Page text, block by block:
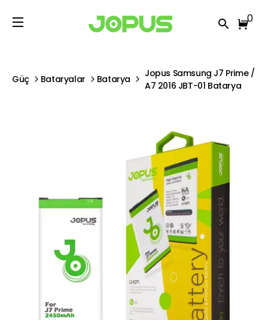
0
Güç Bataryalar Batarya
Jopus Samsung J7 Prime /
A7 2016 JBT-01 Batarya